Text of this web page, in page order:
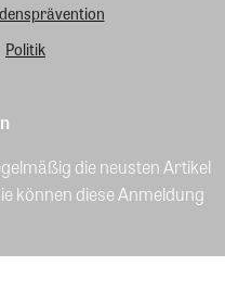
Politik
die neusten Artikel
können diese Anmeldung